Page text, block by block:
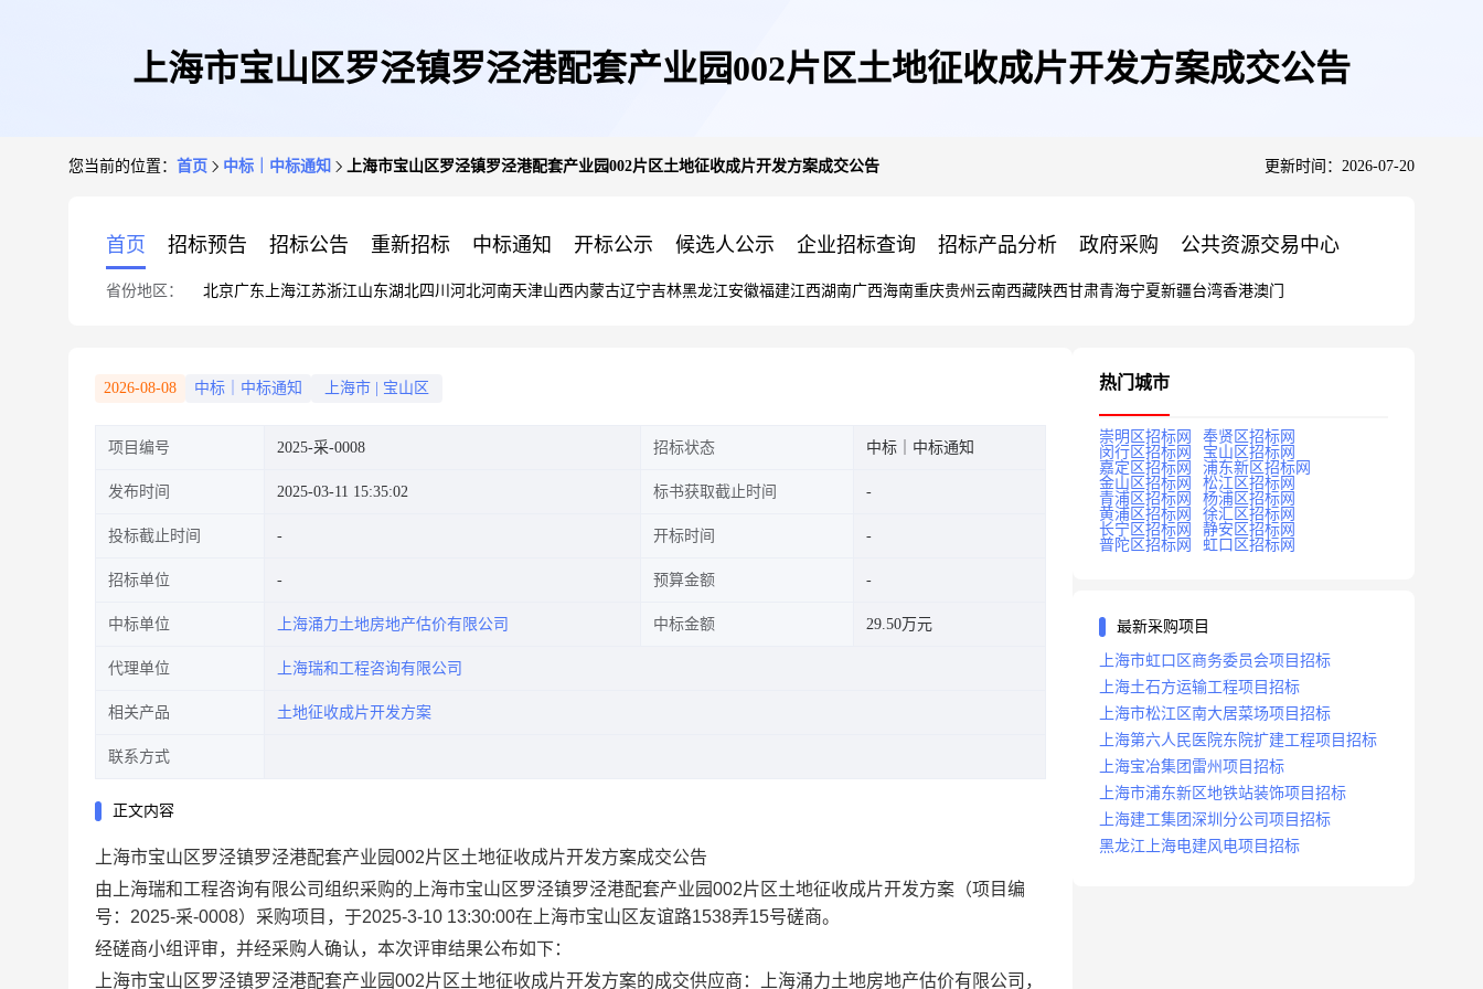
上海市宝山区罗泾镇罗泾港配套产业园002片区土地征收成片开发方案成交公告
您当前的位置： 首页 中标｜中标通知 上海市宝山区罗泾镇罗泾港配套产业园002片区土地征收成片开发方案成交公告 更新时间：2026-07-20
首页 招标预告 招标公告 重新招标 中标通知 开标公示 候选人公示 企业招标查询 招标产品分析 政府采购 公共资源交易中心
省份地区： 北京广东 上海江苏浙江山东湖北四川 河北河南天津山西内蒙古辽宁吉林黑龙江安徽福建江西湖南广西海南重庆贵州 云南西藏陕西甘肃青海宁夏新疆台湾香港澳门
2026-08-08 中标｜中标通知 上海市 宝山区
项目编号 2025-采-0008 招标状态 中标｜中标通知
发布时间 2025-03-11 15:35:02 标书获取截止时间
投标截止时间 开标时间
招标单位 预算金额
中标单位 上海涌力土地房地产估价有限公司 中标金额 29.50万元
代理单位 上海瑞和工程咨询有限公司
相关产品 土地征收成片开发方案
联系方式
正文内容
上海市宝山区罗泾镇罗泾港配套产业园002片区土地征收成片开发方案成交公告
由上海瑞和工程咨询有限公司组织采购的 上海市宝山区罗泾镇罗泾港配套产业园002片区土地征收成片开发方案 （项目编
号： 2025-采-0008）采购项目，于2025-3-10 13:30:00在上海市宝山区友谊路1538弄15号磋商。
经磋商小组评审，并经采购人确认，本次评审结果公布如下：
上海市宝山区罗泾镇罗泾港配套产业园002片区土地征收成片开发方案的成交供应商：上海涌力土地房地产估价有限公司，
热门城市
崇明区招标网
奉贤区招标网
闵行区招标网
宝山区招标网
嘉定区招标网
浦东新区招标网
金山区招标网
松江区招标网
青浦区招标网
杨浦区招标网
黄浦区招标网
徐汇区招标网
长宁区招标网
静安区招标网
普陀区招标网
虹口区招标网
最新采购项目
上海市虹口区商务委员会项目招标
上海土石方运输工程项目招标
上海市松江区南大居菜场项目招标
上海第六人民医院东院扩建工程项目招标
上海宝冶集团雷州项目招标
上海市浦东新区地铁站装饰项目招标
上海建工集团深圳分公司项目招标
黑龙江上海电建风电项目招标